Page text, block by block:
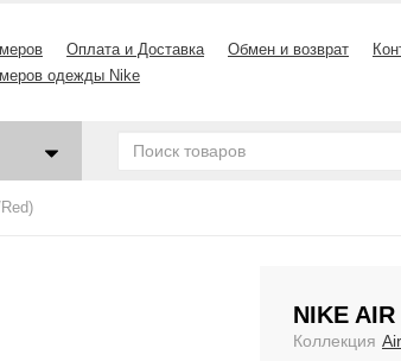
Оплата и Доставка Обмен и возврат
одежды Nike
NIKE
Коллекция